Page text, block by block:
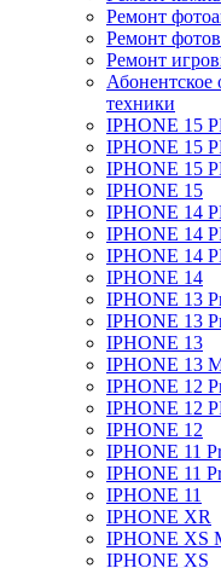
Ремонт
Ремонт
Ремонт
техники
IPHONE 15
IPHONE 15
IPHONE 15
IPHONE 15
IPHONE 14
IPHONE 14
IPHONE 14
IPHONE 14
IPHONE 13
IPHONE 13
IPHONE 13
IPHONE 13
IPHONE 12
IPHONE 12
IPHONE 12
IPHONE 11
IPHONE 11
IPHONE 11
IPHONE XR
IPHONE XS
IPHONE XS